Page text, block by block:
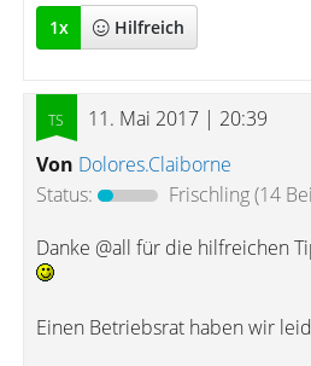
1x Hilfreich
11. Mai 2017 | 20:39
Von Dolores.Claiborne
Status:
Frischling(14
Danke @all für die hilfreichen
Einen Betriebsrat haben wir